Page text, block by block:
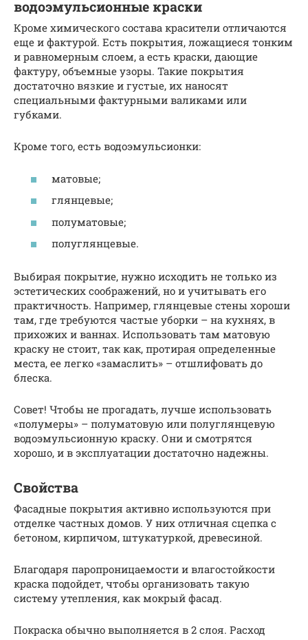
водоэмульсионные краски
Кроме химического состава красители отличаются
еще и фактурой. Есть покрытия, ложащиеся тонким
и равномерным слоем, а есть краски, дающие
фактуру, объемные узоры. Такие покрытия
достаточно вязкие и густые, их наносят
специальными фактурными валиками или
губками.
Кроме того, есть водоэмульсионки:
матовые;
глянцевые;
полуматовые;
полуглянцевые.
Выбирая покрытие, нужно исходить не только из
эстетических соображений, но и учитывать его
практичность. Например, глянцевые стены хороши
там, где требуются частые уборки – на кухнях, в
прихожих и ваннах. Использовать там матовую
краску не стоит, так как, протирая определенные
места, ее легко «замаслить» – отшлифовать до
блеска.
Совет! Чтобы не прогадать, лучше использовать
«полумеры» – полуматовую или полуглянцевую
водоэмульсионную краску. Они и смотрятся
хорошо, и в эксплуатации достаточно надежны.
Свойства
Фасадные покрытия активно используются при
отделке частных домов. У них отличная сцепка с
бетоном, кирпичом, штукатуркой, древесиной.
Благодаря паропроницаемости и влагостойкости
краска подойдет, чтобы организовать такую
систему утепления, как мокрый фасад.
Покраска обычно выполняется в 2 слоя. Расход